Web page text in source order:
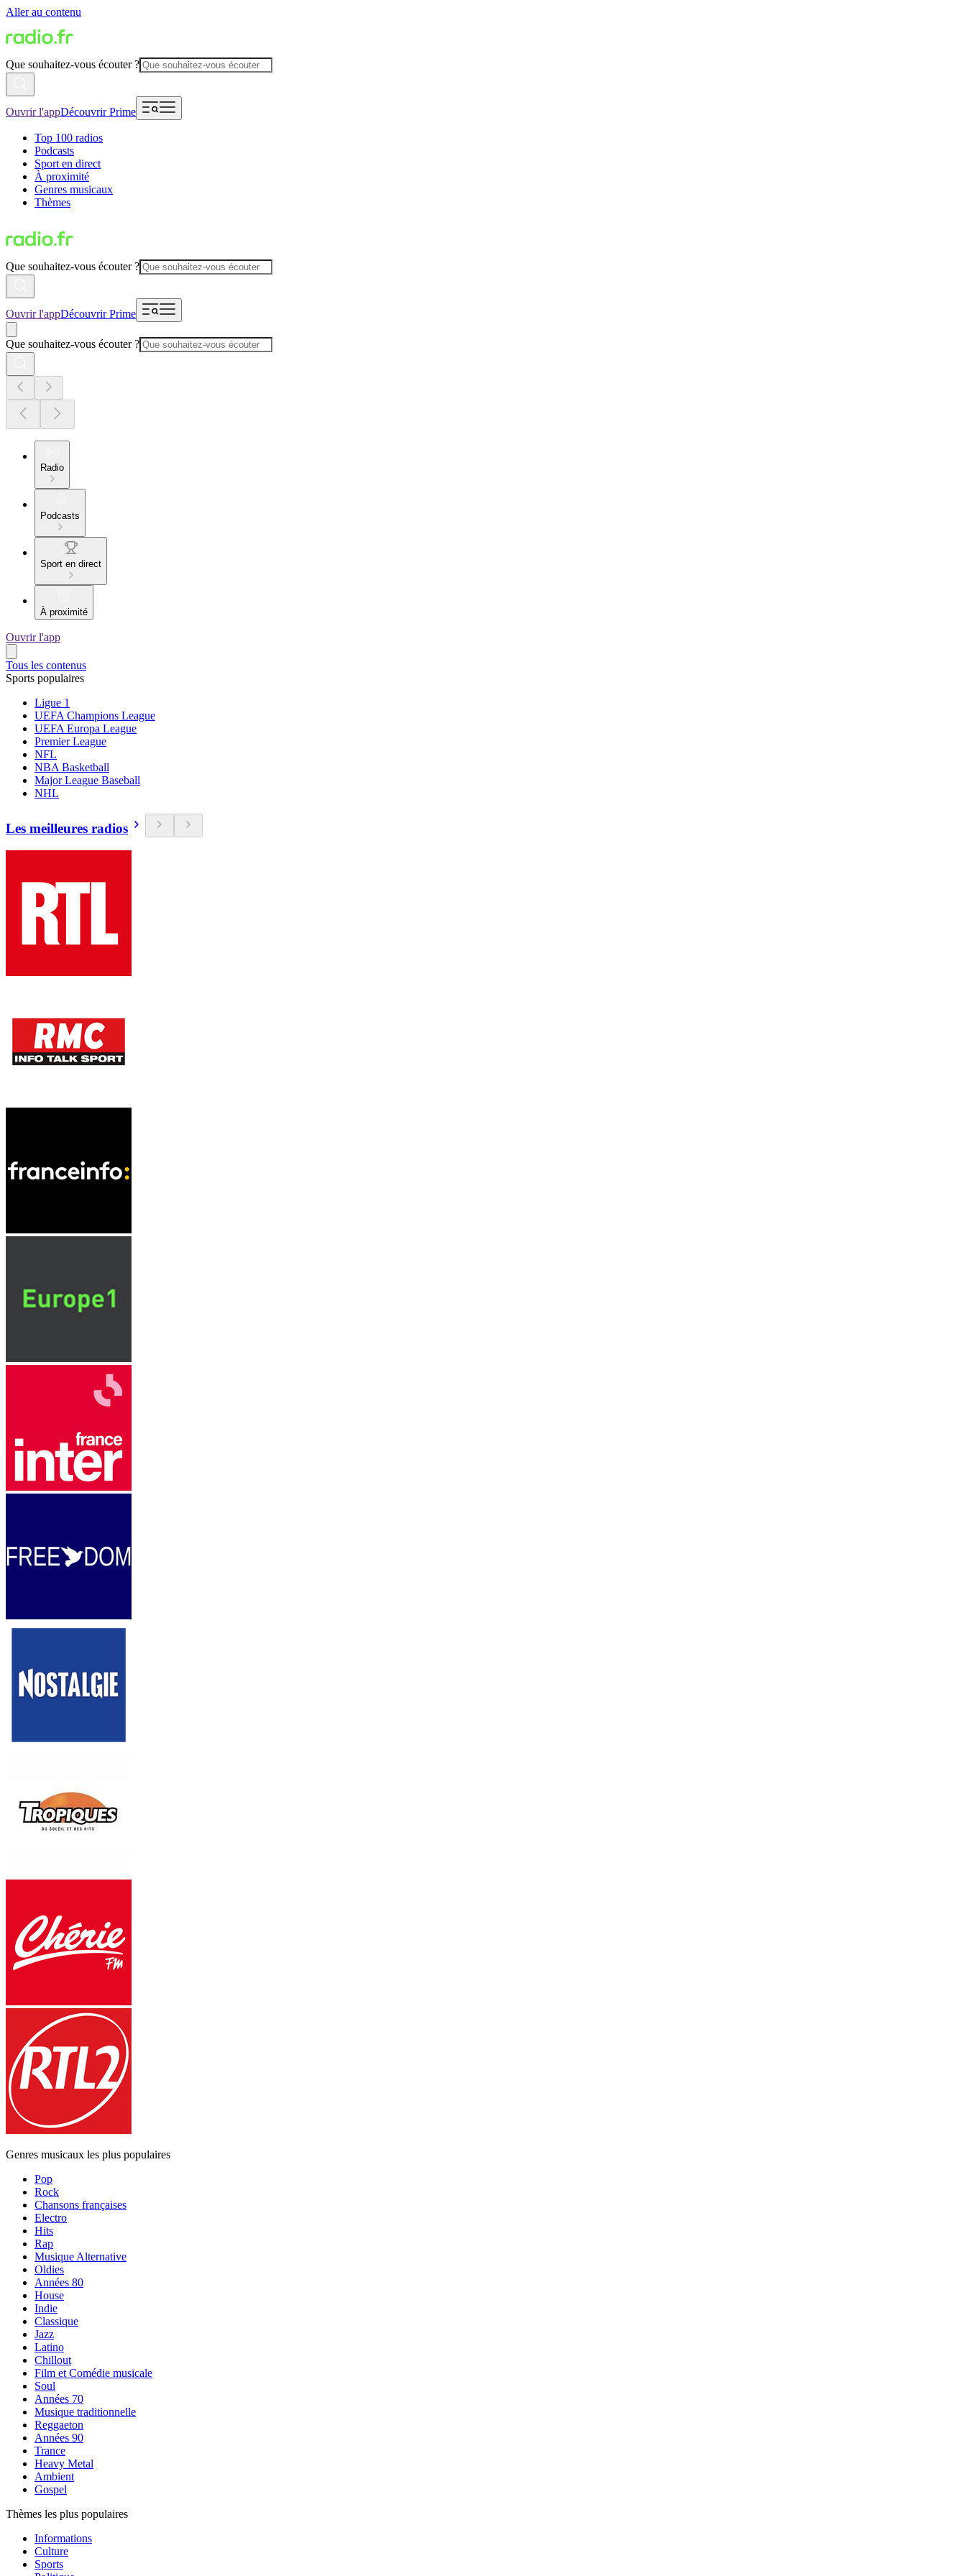
Aller au contenu
Que souhaitez-vous écouter ?
Ouvrir l'appDécouvrir Prime
Top 100 radios
Podcasts
Sport en direct
À proximité
Genres musicaux
Thèmes
Que souhaitez-vous écouter ?
Ouvrir l'appDécouvrir Prime
Que souhaitez-vous écouter ?
Radio
Podcasts
Sport en direct
À proximité
Ouvrir l'app
Tous les contenus
Sports populaires
Ligue 1
UEFA Champions League
UEFA Europa League
Premier League
NFL
NBA Basketball
Major League Baseball
NHL
Les meilleures radios
Genres musicaux les plus populaires
Pop
Rock
Chansons françaises
Electro
Hits
Rap
Musique Alternative
Oldies
Années 80
House
Indie
Classique
Jazz
Latino
Chillout
Film et Comédie musicale
Soul
Années 70
Musique traditionnelle
Reggaeton
Années 90
Trance
Heavy Metal
Ambient
Gospel
Thèmes les plus populaires
Informations
Culture
Sports